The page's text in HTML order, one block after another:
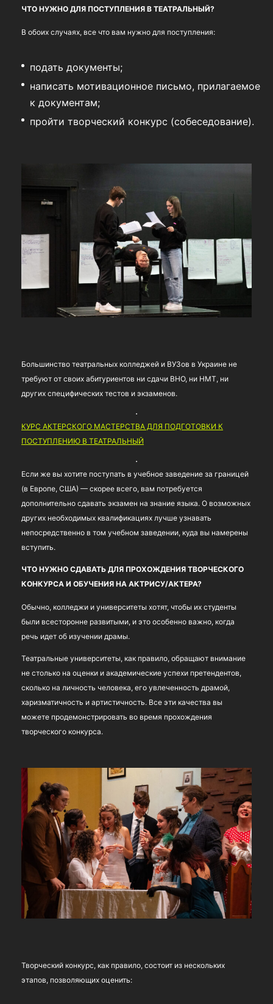
ЧТО НУЖНО ДЛЯ ПОСТУПЛЕНИЯ В ТЕАТРАЛЬНЫЙ?
В обоих случаях, все что вам нужно для поступления:
подать документы;
написать мотивационное письмо, прилагаемое
к документам;
пройти творческий конкурс (собеседование).
Большинство театральных колледжей и ВУЗов в Украине не
требуют от своих абитуриентов ни сдачи ВНО, ни НМТ, ни
других специфических тестов и экзаменов.
КУРС АКТЕРСКОГО МАСТЕРСТВА ДЛЯ ПОДГОТОВКИ К
ПОСТУПЛЕНИЮ В ТЕАТРАЛЬНЫЙ
Если же вы хотите поступать в учебное заведение за границей
(в Европе, США) — скорее всего, вам потребуется
дополнительно сдавать экзамен на знание языка. О возможных
других необходимых квалификациях лучше узнавать
непосредственно в том учебном заведении, куда вы намерены
вступить.
ЧТО НУЖНО СДАВАТЬ ДЛЯ ПРОХОЖДЕНИЯ ТВОРЧЕСКОГО
КОНКУРСА И ОБУЧЕНИЯ НА АКТРИСУ/АКТЕРА?
Обычно, колледжи и университеты хотят, чтобы их студенты
были всесторонне развитыми, и это особенно важно, когда
речь идет об изучении драмы.
Театральные университеты, как правило, обращают внимание
не столько на оценки и академические успехи претендентов,
сколько на личность человека, его увлеченность драмой,
харизматичность и артистичность. Все эти качества вы
можете продемонстрировать во время прохождения
творческого конкурса.
Творческий конкурс, как правило, состоит из нескольких
этапов, позволяющих оценить: